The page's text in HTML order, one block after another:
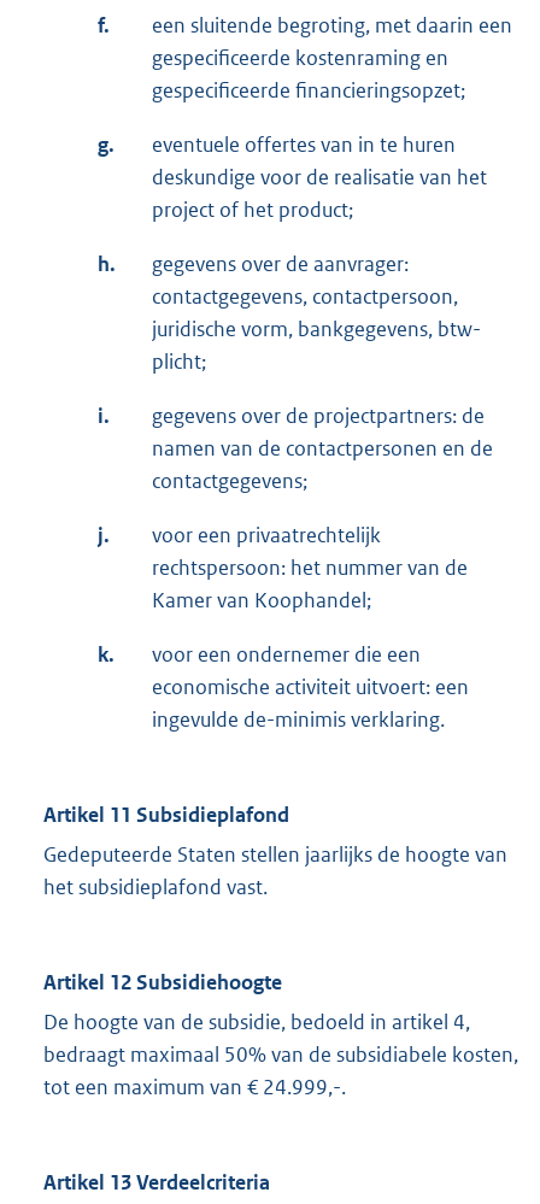
f.
een sluitende begroting, met daarin een
gespecificeerde kostenraming en
gespecificeerde financieringsopzet;
g.
eventuele offertes van in te huren
deskundige voor de realisatie van het
project of het product;
h.
gegevens over de aanvrager:
contactgegevens, contactpersoon,
juridische vorm, bankgegevens, btw-
plicht;
i.
gegevens over de projectpartners: de
namen van de contactpersonen en de
contactgegevens;
j.
voor een privaatrechtelijk
rechtspersoon: het nummer van de
Kamer van Koophandel;
k.
voor een ondernemer die een
economische activiteit uitvoert: een
ingevulde de-minimis verklaring.
Artikel 11 Subsidieplafond
Gedeputeerde Staten stellen jaarlijks de hoogte van
het subsidieplafond vast.
Artikel 12 Subsidiehoogte
De hoogte van de subsidie, bedoeld in artikel 4,
bedraagt maximaal 50% van de subsidiabele kosten,
tot een maximum van € 24.999,-.
Artikel 13 Verdeelcriteria